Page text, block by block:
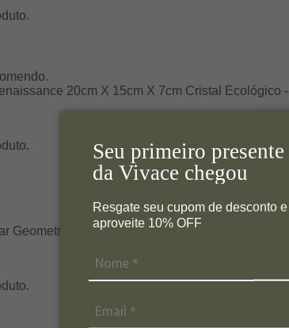
Seu primeiro presente
da Vivace chegou
Resgate seu cupom de desconto e
aproveite 10% OFF
20cm X 15cm X 7cm Cristal Ecológico
Geometria Horticool Green 26cm - Tea Delight